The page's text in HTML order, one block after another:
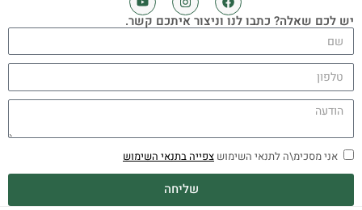
יש לכם שאלה? כתבו לנו וניצור איתכם קשר.
אני מסכימ\ה לתנאי השימוש צפייה בתנאי השימוש
שליחה